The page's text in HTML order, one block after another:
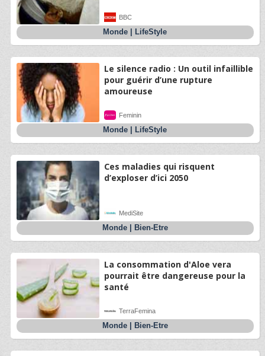
BBC
Monde LifeStyle
Le silence radio : Un outil infaillible
pour guérir d’une rupture
amoureuse
Feminin
Monde LifeStyle
Ces maladies qui risquent
d’exploser d’ici 2050
MediSite
Monde| Bien-Etre
La consommation d'Aloe vera
pourrait être dangereuse pour la
santé
TerraFemina
Monde| Bien-Etre